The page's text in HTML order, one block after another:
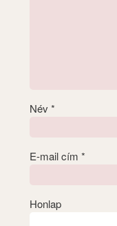
Név *
E-mail cím *
Honlap